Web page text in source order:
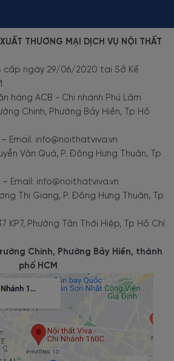
THƯƠNG MẠI DỊCH VỤ NỘI THẤT
cấp ngày 29/06/2020 tại Sở Kế
hàng ACB - Chi nhánh Phú Lâm
Chinh, Phường Bảy Hiền, Tp Hồ
– Email: info@noithatviva.vn
Văn Quá, P. Đông Hưng Thuận, Tp
– Email: info@noithatviva.vn
Thị Giang, P. Đông Hưng Thuận, Tp
KP7, Phường Tân Thới Hiệp, Tp Hồ Chí
Chinh, Phường Bảy Hiền, thành
phố HCM